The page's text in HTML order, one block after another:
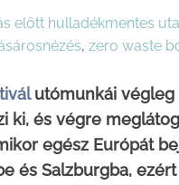
előtt hulladékmentes
, zero waste
utómunkái végleg
ki, és végre
egész Európát
és Salzburgba,